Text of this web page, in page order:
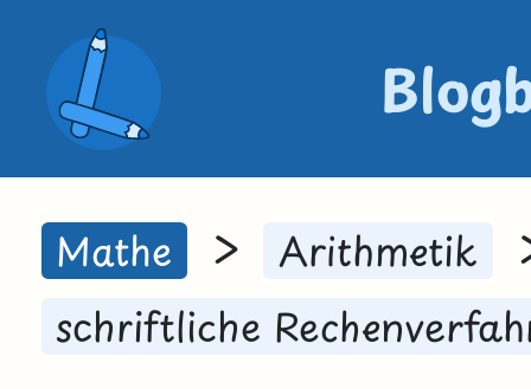
Mathe > Arithmetik
schriftliche